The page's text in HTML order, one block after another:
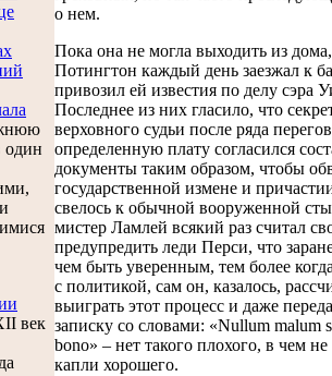
один
век
о нем.
Пока она не могла выходить из
Потингтон каждый день заезжал к
привозил ей известия по делу сэра
Последнее из них гласило, что
верховного судьи после ряда
определенную плату согласился
документы таким образом, чтобы
государственной измене и
свелось к обычной вооруженной
мистер Ламлей всякий раз считал
предупредить леди Перси, что
чем быть уверенным, тем более
с политикой, сам он, казалось,
выиграть этот процесс и даже
записку со словами: «Nullum malum
bono» – нет такого плохого, в чем
капли хорошего.